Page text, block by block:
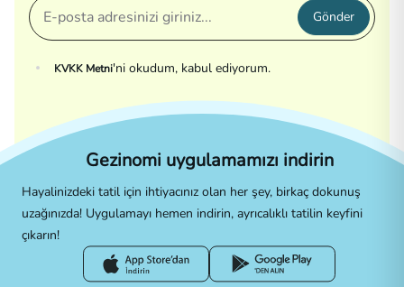
Gönder
KVKK Metni'ni okudum, kabul ediyorum.
Gezinomi uygulamamızı indirin
Hayalinizdeki tatil için ihtiyacınız olan her şey, birkaç dokunuş
uzağınızda! Uygulamayı hemen indirin, ayrıcalıklı tatilin keyfini
çıkarın!